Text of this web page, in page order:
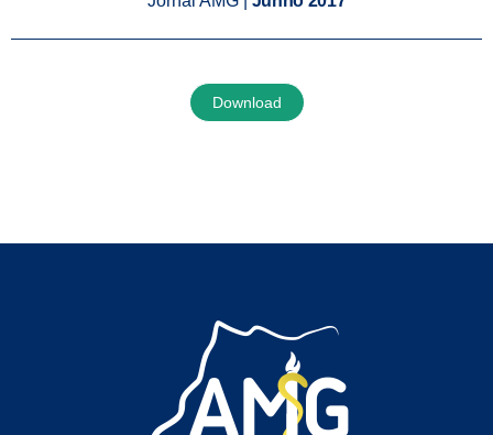
Download